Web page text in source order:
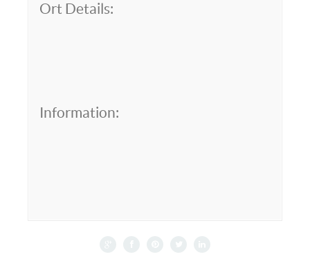
Ort Details:
Information: